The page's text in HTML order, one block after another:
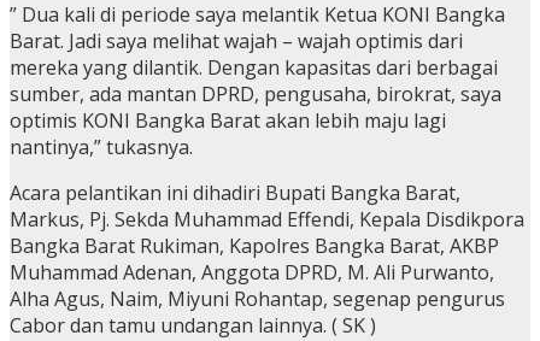
” Dua kali di periode saya melantik Ketua KONI Bangka
Barat. Jadi saya melihat wajah – wajah optimis dari
mereka yang dilantik. Dengan kapasitas dari berbagai
sumber, ada mantan DPRD, pengusaha, birokrat, saya
optimis KONI Bangka Barat akan lebih maju lagi
nantinya,” tukasnya.
Acara pelantikan ini dihadiri Bupati Bangka Barat,
Markus, Pj. Sekda Muhammad Effendi, Kepala Disdikpora
Bangka Barat Rukiman, Kapolres Bangka Barat, AKBP
Muhammad Adenan, Anggota DPRD, M. Ali Purwanto,
Alha Agus, Naim, Miyuni Rohantap, segenap pengurus
Cabor dan tamu undangan lainnya. ( SK )